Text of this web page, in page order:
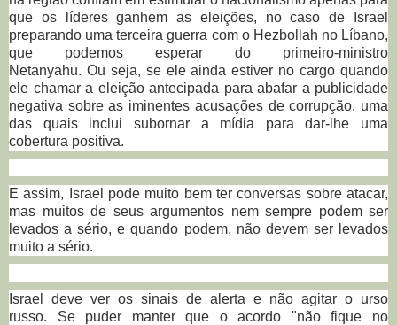
que os líderes ganhem as eleições, no caso de Israel
preparando uma terceira guerra com o Hezbollah no Líbano,
que podemos esperar do primeiro-ministro
Netanyahu. Ou seja, se ele ainda estiver no cargo quando
ele chamar a eleição antecipada para abafar a publicidade
negativa sobre as iminentes acusações de corrupção, uma
das quais inclui subornar a mídia para dar-lhe uma
cobertura positiva.
E assim, Israel pode muito bem ter conversas sobre atacar,
mas muitos de seus argumentos nem sempre podem ser
levados a sério, e quando podem, não devem ser levados
muito a sério.
Israel deve ver os sinais de alerta e não agitar o urso
russo.
Se puder manter que o acordo "não fique no